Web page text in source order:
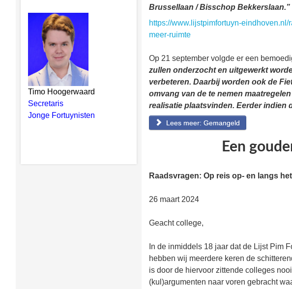
Timo Hoogerwaard
Secretaris
Jonge Fortuynisten
Brussellaan / Bisschop Bekkerslaan.”
https://www.lijstpimfortuyn-
meer-ruimte
Op 21 september volgde er een
zullen onderzocht en uitgewerkt
verbeteren. Daarbij worden ook de
omvang van de te nemen
realisatie plaatsvinden. Eerder indien
Lees meer: Gemangeld
Een
Raadsvragen: Op reis op- en langs
26 maart 2024
Geacht college,
In de inmiddels 18 jaar dat de Lijst Pim
hebben wij meerdere keren de
is door de hiervoor zittende colleges
(kul)argumenten naar voren gebracht